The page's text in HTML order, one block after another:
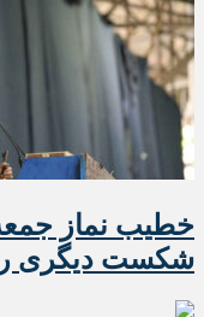
خطیب نماز
شکست دیگری را